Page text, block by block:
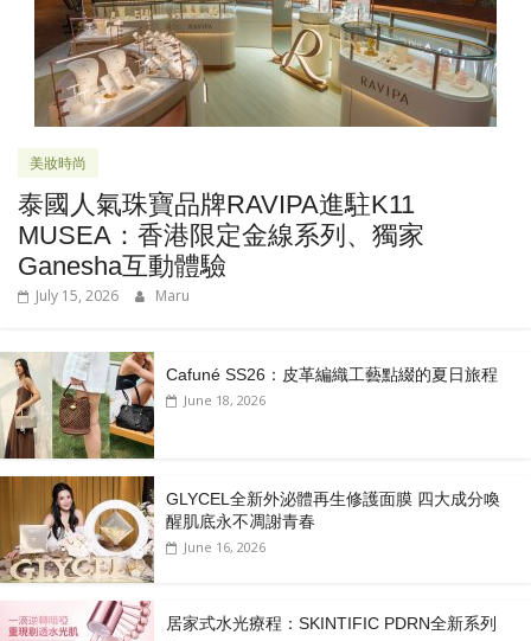
美妝時尚
泰國人氣珠寶品牌RAVIPA進駐K11
MUSEA：香港限定金線系列、獨家
Ganesha互動體驗
July 15, 2026 Maru
Cafuné SS26：皮革編織工藝點綴的夏日旅程
June 18, 2026
GLYCEL全新外泌體再生修護面膜 四大成分喚
醒肌底永不凋謝青春
June 16, 2026
居家式水光療程：SKINTIFIC PDRN全新系列